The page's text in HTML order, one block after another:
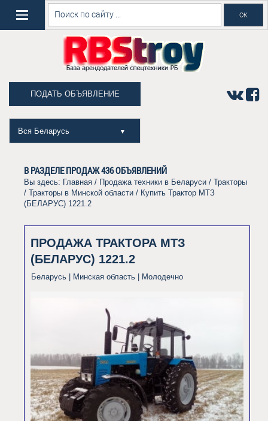
ПОДАТЬ ОБЪЯВЛЕНИЕ
Вся Беларусь ▼
В РАЗДЕЛЕ ПРОДАЖ436ОБЪЯВЛЕНИЙ
Вы здесь: Главная / Продажа техники в Беларуси / Тракторы
/ Тракторы в Минской области / Купить Трактор МТЗ
(БЕЛАРУС) 1221.2
ПРОДАЖА ТРАКТОРА МТЗ
(БЕЛАРУС) 1221.2
Беларусь | Минская область | Молодечно